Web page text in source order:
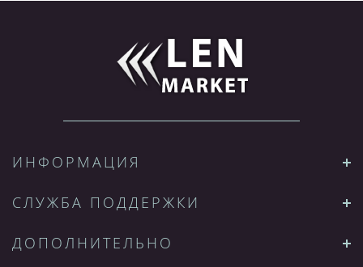
ИНФОРМАЦИЯ
СЛУЖБА ПОДДЕРЖКИ
ДОПОЛНИТЕЛЬНО